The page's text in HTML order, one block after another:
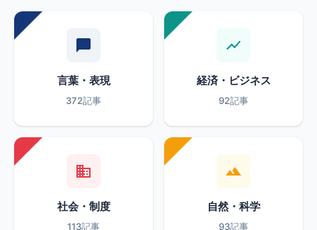
言葉・表現
372記事
経済・ビジネス
92記事
社会・制度
113記事
自然・科学
93記事